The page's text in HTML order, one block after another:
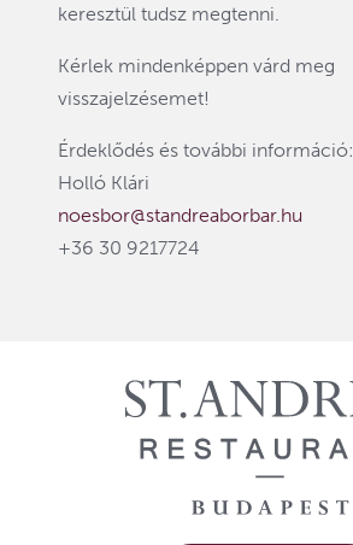
keresztül tudsz megtenni.
Kérlek mindenképpen várd meg
visszajelzésemet!
Érdeklődés és további információ:
Holló Klári
noesbor@standreaborbar.hu
+36 30 9217724